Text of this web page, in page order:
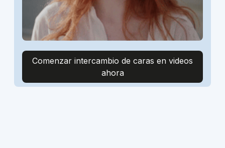
Comenzar intercambio de caras en videos
ahora